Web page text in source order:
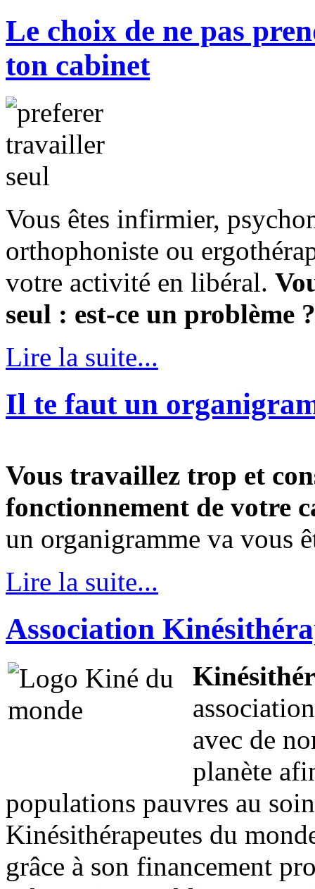
Le choix de ne pas
ton cabinet
Vous êtes infirmier,
orthophoniste ou
votre activité en libéral.
seul : est-ce un problème ?
Lire la suite...
Il te faut un
Vous travaillez trop et
fonctionnement de votre
un organigramme va vous
Lire la suite...
Association
avec de
planète
populations pauvres au
Kinésithérapeutes du
grâce à son financement